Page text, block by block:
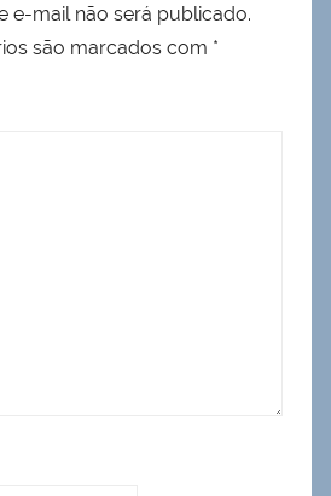
e-mail não será publicado.
são marcados com *